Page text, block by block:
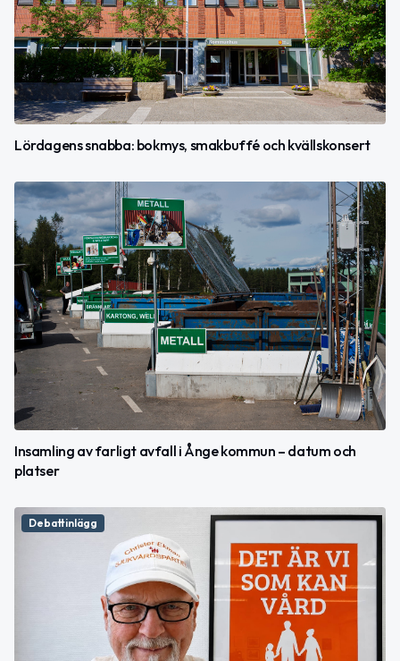
Lördagens snabba: bokmys, smakbuffé och kvällskonsert
Insamling av farligt avfall i Ånge kommun – datum och
platser
Debattinlägg